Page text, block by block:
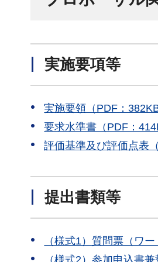
実施要項等
実施要領（PDF：382KB
要求水準書（PDF：
評価基準及び評価点表
提出書類等
（様式1）質問票（ワー